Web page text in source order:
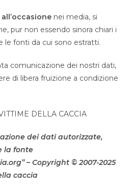
nei media, si
pur non essendo sinora chiari i
le fonti da cui sono estratti.
comunicazione dei nostri dati,
di libera fruizione a condizione
DELLA CACCIA
dei dati autorizzate,
la fonte
– Copyright © 2007-2025
caccia